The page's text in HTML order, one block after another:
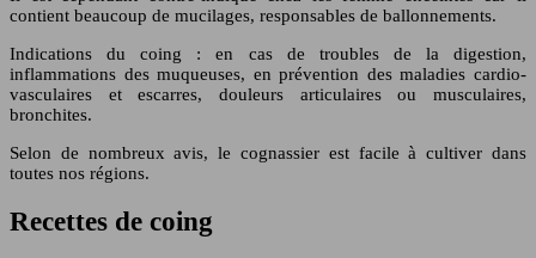
contient beaucoup de mucilages, responsables de ballonnements.
Indications du coing : en cas de troubles de la digestion,
inflammations des muqueuses, en prévention des maladies cardio-
vasculaires et escarres, douleurs articulaires ou musculaires,
bronchites.
Selon de nombreux avis, le cognassier est facile à cultiver dans
toutes nos régions.
Recettes de coing